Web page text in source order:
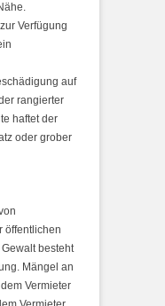
Verfügung
auf
rangierter
haftet der
oder grober
öffentlichen
besteht
Mängel an
Vermieter